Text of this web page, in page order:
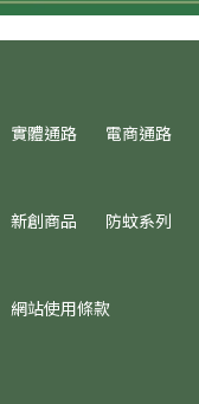
實體通路 電商通路
新創商品 防蚊系列
網站使用條款